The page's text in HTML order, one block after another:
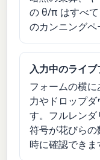
の θ/π はすべ
のカンニングペ
入力中のライ
フォームの横
力やドロップ
す。フルレン
符号が花びら
時に確認できま